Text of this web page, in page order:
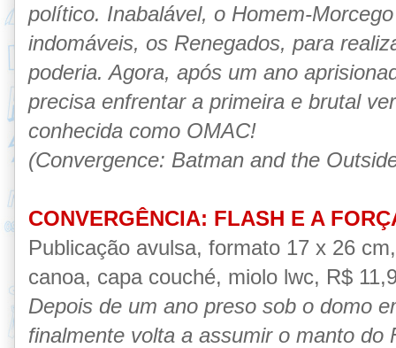
político. Inabalável, o Homem-
indomáveis, os Renegados, para
poderia. Agora, após um ano
precisa enfrentar a primeira e brutal
conhecida como OMAC!
(Convergence: Batman and the
CONVERGÊNCIA: FLASH E A
Publicação avulsa, formato 17 x 26
canoa, capa couché, miolo lwc, R$
Depois de um ano preso sob o domo
finalmente volta a assumir o manto do